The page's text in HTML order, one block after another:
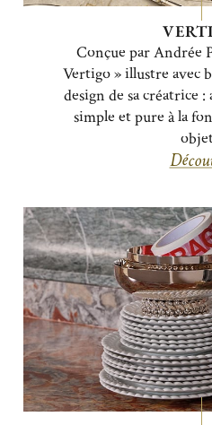
Conçue par Andrée
Vertigo » illustre avec
design de sa créatrice
simple et pure à la